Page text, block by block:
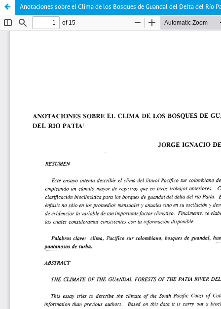
Anotaciones sobre el Clima de los Bosques de Guandal del Delta del Río